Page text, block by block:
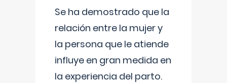
Se ha demostrado que la
relación entre la mujer y
la persona que le atiende
influye en gran medida en
la experiencia del parto.